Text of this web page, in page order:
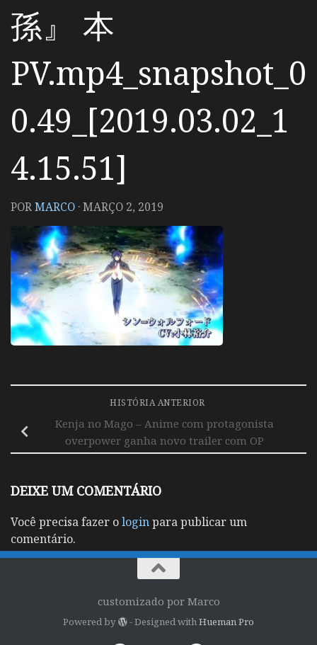
孫』 本
PV.mp4_snapshot_0
0.49_[2019.03.02_1
4.15.51]
PORMARCO ·MARÇO 2, 2019
HISTÓRIA ANTERIOR
Kenja no Mago – Anime com protagonista
overpower ganha novo trailer com OP
DEIXE UM COMENTÁRIO
Você precisa fazer ologinpara publicar um
comentário.
customizado por Marco
Powered by - Designed with Hueman Pro